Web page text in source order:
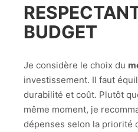
BUDGET
Je considère le choix du
investissement. Il faut
durabilité et coût. Plutôt
même moment, je
dépenses selon la priorité